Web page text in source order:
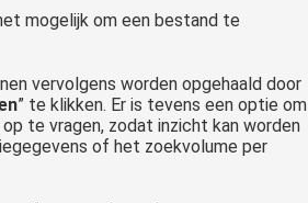
mogelijk om een bestand te
vervolgens worden opgehaald door
” te klikken. Er is tevens een optie om
te vragen, zodat inzicht kan worden
of het zoekvolume per